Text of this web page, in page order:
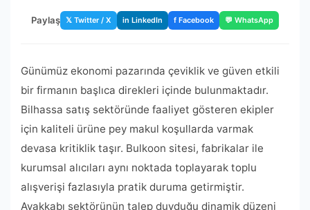
Paylaş 𝕏 Twitter / X in LinkedIn f Facebook 💬 WhatsApp
Günümüz ekonomi pazarında çeviklik ve güven etkili
bir firmanın başlıca direkleri içinde bulunmaktadır.
Bilhassa satış sektöründe faaliyet gösteren ekipler
için kaliteli ürüne pey makul koşullarda varmak
devasa kritiklik taşır. Bulkoon sitesi, fabrikalar ile
kurumsal alıcıları aynı noktada toplayarak toplu
alışverişi fazlasıyla pratik duruma getirmiştir.
Ayakkabı sektörünün talep duyduğu dinamik düzeni